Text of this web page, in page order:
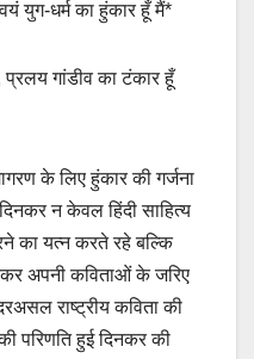
kयुग-धर्म का हुंकार हूँ मैं*
प्रलय गांडीव का टंकार हूँ
के लिए हुंकार की गर्जना
न केवल हिंदी साहित्य
का यत्न करते रहे बल्कि
अपनी कविताओं के जरिए
राष्ट्रीय कविता की
परिणति हुई दिनकर की